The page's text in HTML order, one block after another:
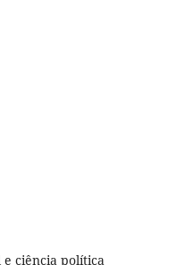
ciência política